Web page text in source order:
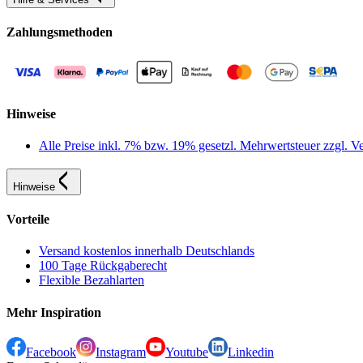
Zahlungsmethoden
Hinweise
Alle Preise inkl. 7% bzw. 19% gesetzl. Mehrwertsteuer zzgl.
Hinweise
Vorteile
Versand kostenlos innerhalb Deutschlands
100 Tage Rückgaberecht
Flexible Bezahlarten
Mehr Inspiration
Facebook Instagram Youtube
Linkedin